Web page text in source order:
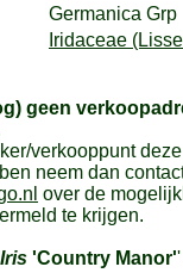
Germanica Grp
Iridaceae
geen
verkooppunt
neem dan
over de
te krijgen.
Iris 'Country Manor'